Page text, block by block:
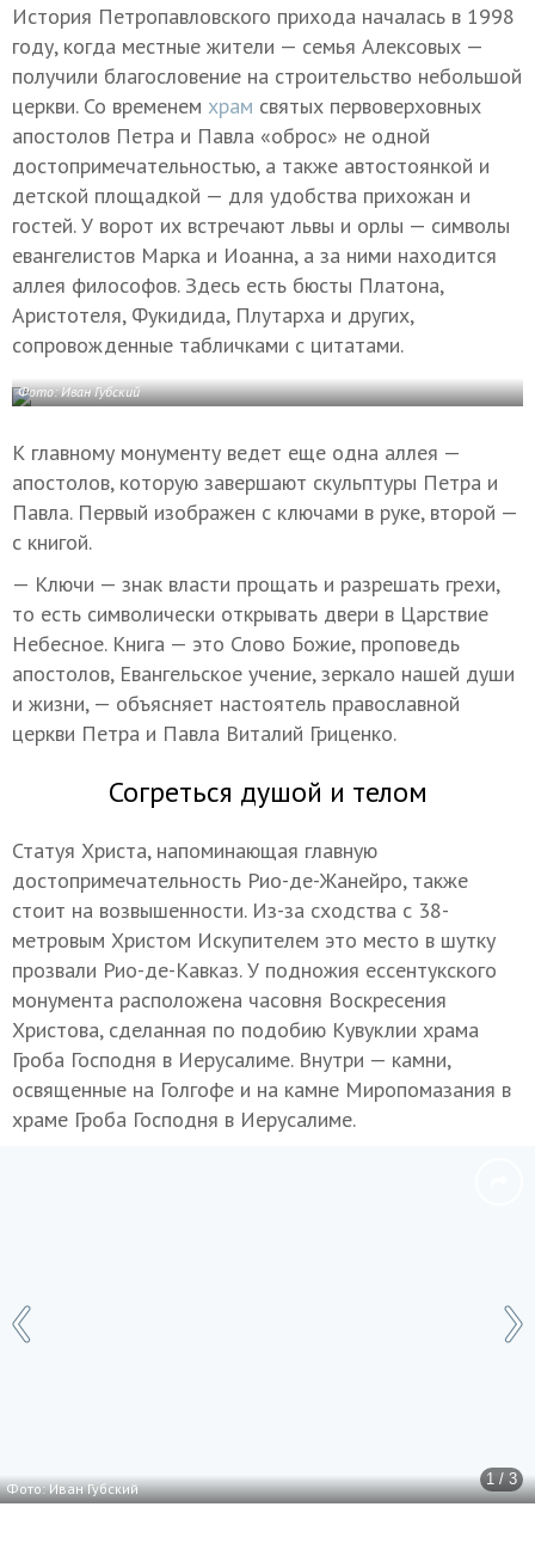
История Петропавловского прихода началась в 1998
году, когда местные жители — семья Алексовых —
получили благословение на строительство небольшой
церкви. Со временем храм святых первоверховных
апостолов Петра и Павла «оброс» не одной
достопримечательностью, а также автостоянкой и
детской площадкой — для удобства прихожан и
гостей. У ворот их встречают львы и орлы — символы
евангелистов Марка и Иоанна, а за ними находится
аллея философов. Здесь есть бюсты Платона,
Аристотеля, Фукидида, Плутарха и других,
сопровожденные табличками с цитатами.
Фото: Иван Губский
К главному монументу ведет еще одна аллея —
апостолов, которую завершают скульптуры Петра и
Павла. Первый изображен с ключами в руке, второй —
с книгой.
— Ключи — знак власти прощать и разрешать грехи,
то есть символически открывать двери в Царствие
Небесное. Книга — это Слово Божие, проповедь
апостолов, Евангельское учение, зеркало нашей души
и жизни, — объясняет настоятель православной
церкви Петра и Павла Виталий Гриценко.
Согреться душой и телом
Статуя Христа, напоминающая главную
достопримечательность Рио-де-Жанейро, также
стоит на возвышенности. Из-за сходства с 38-
метровым Христом Искупителем это место в шутку
прозвали Рио-де-Кавказ. У подножия ессентукского
монумента расположена часовня Воскресения
Христова, сделанная по подобию Кувуклии храма
Гроба Господня в Иерусалиме. Внутри — камни,
освященные на Голгофе и на камне Миропомазания в
храме Гроба Господня в Иерусалиме.
1 / 3
Фото: Иван Губский